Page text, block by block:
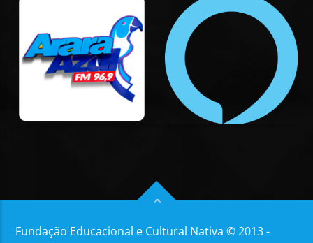
Fundação Educacional e Cultural Nativa © 2013 -